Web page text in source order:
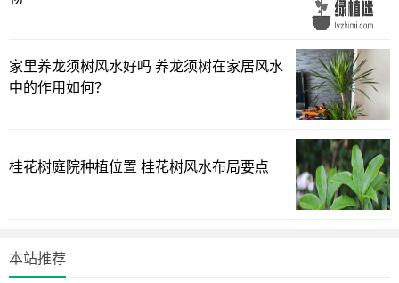
苗，豆芽苗。
如果在封闭阳台上因授粉效果差，种植结果类蔬菜会影响
坐果率，而且结果类生长期比较长病虫害发生率高。所以既
浪费空间位置又不好管理不建议选择种植，叶类蔬菜更适合
阳台上种菜讲究即能美化室内环璄又能采收，所以在阳台
上种菜要提高蔬菜长势很重要，长的好才有利于欣赏价值，
以。准备肥沃的土壤，上足底肥，撒上种子，温度不低于20
家里养龙须树风水好吗 养龙须树在家居风水
中的作用如何？
桂花树庭院种植位置 桂花树风水布局要点
本站推荐